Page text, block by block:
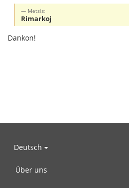
Metsis:
Rimarkoj
Dankon!
Deutsch
Über uns